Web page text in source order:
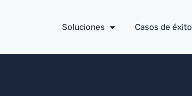
Soluciones Casos de éxito